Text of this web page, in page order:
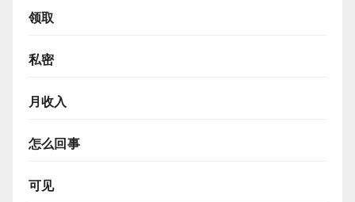
领取
私密
月收入
怎么回事
可见